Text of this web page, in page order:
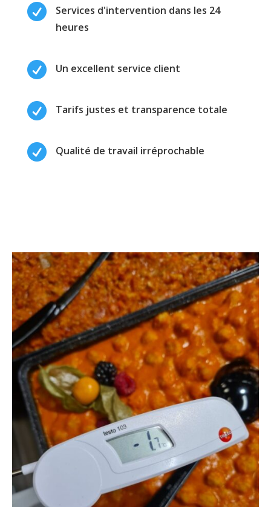

Services d'intervention dans les 24
heures
 Un excellent service client
 Tarifs justes et transparence totale
 Qualité de travail irréprochable